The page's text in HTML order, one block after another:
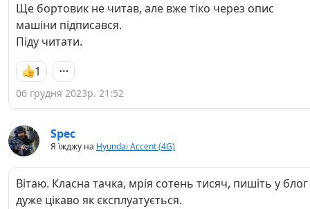
Ще бортовик не читав, але вже тіко через опис
машіни підписався.
Піду читати.
1
06 грудня 2023р. 21:52
Spec
Я їжджу на Hyundai Accent (4G)
Вітаю. Класна тачка, мрія сотень тисяч, пишіть у блог
дуже цікаво як єксплуатується.